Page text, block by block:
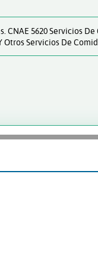
CNAE 5620 Servicios
Otros Servicios De